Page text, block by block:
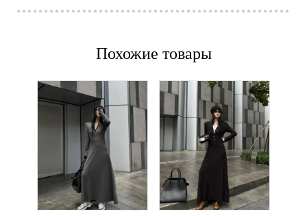
Похожие товары